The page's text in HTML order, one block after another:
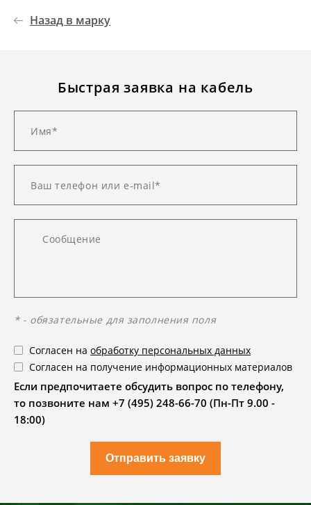
Назад в марку
Быстрая заявка на кабель
* - обязательные для заполнения поля
Согласен на обработку персональных данных
Согласен на получение информационных материалов
Если предпочитаете обсудить вопрос по телефону,
то позвоните нам +7 (495) 248-66-70 (Пн-Пт 9.00 -
18:00)
Отправить заявку